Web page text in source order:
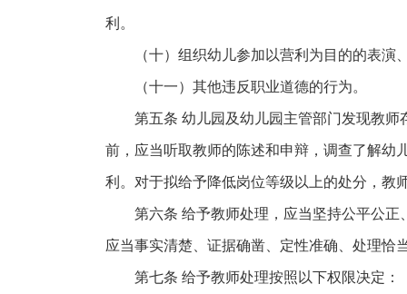
利。
（十）组织幼儿参加以营利为目的的表
（十一）其他违反职业道德的行为。
第五条 幼儿园及幼儿园主管部门发现教
前，应当听取教师的陈述和申辩，调查了解幼
利。对于拟给予降低岗位等级以上的处分，教
第六条 给予教师处理，应当坚持公平公
应当事实清楚、证据确凿、定性准确、处理恰
第七条 给予教师处理按照以下权限决定：